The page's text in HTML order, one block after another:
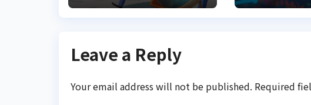
Aktif
Leave a Reply
Your email address will not be published. Required